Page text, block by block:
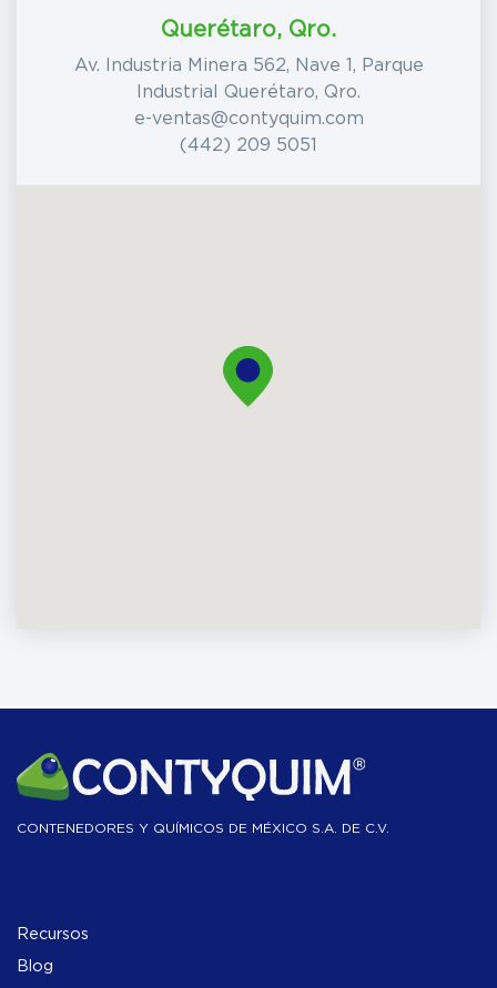
Querétaro, Qro.
Av. Industria Minera 562, Nave 1, Parque
Industrial Querétaro, Qro.
e-ventas@contyquim.com
(442) 209 5051
CONTENEDORES Y QUÍMICOS DE MÉXICO S.A. DE C.V.
Recursos
Blog